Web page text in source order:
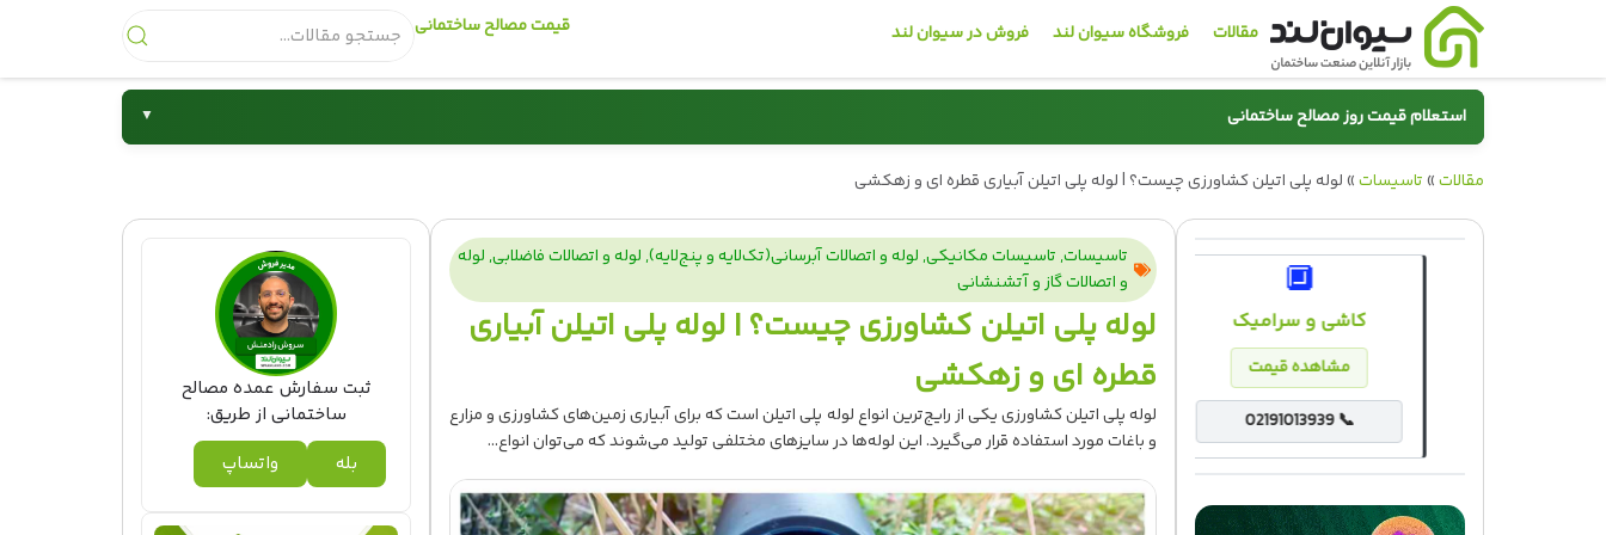
مقالات فروشگاه سیوان لند فروش در سیوان لند قیمت مصالح ساختمانی
استعلام قیمت روز مصالح ساختمانی ▼
سیمان میلگرد مقالات»تاسیسات»لوله پلی اتیلن کشاورزی چیست؟ | لوله پلی اتیلن آبیاری قطره ای و زهکشی
🏗️
قیمت روز میلگرد
02191013939 📞
🧱
قیمت روز سیمان
مشاهده قیمت
02191013939 📞
کاشی و سرامیک
مشاهده قیمت
02191013939 📞
تاسیسات,تاسیسات مکانیکی,لوله و اتصالات آبرسانی(تک‌لایه و پنج‌لایه),لوله و اتصالات فاضلابی,لوله
و اتصالات گاز و آتشنشانی
لوله پلی اتیلن کشاورزی چیست؟ | لوله پلی اتیلن آبیاری
قطره ای و زهکشی
لوله پلی اتیلن کشاورزی یکی از رایج‌ترین انواع لوله پلی اتیلن است که برای آبیاری زمین‌های کشاورزی و مزارع
و باغات مورد استفاده قرار می‌گیرد. این لوله‌ها در سایزهای مختلفی تولید می‌شوند که می‌توان انواع...
ثبت سفارش عمده مصالح
ساختمانی از طریق:
بله
واتساپ